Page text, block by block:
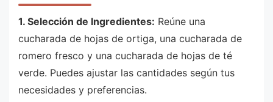
1. Selección de Ingredientes: Reúne una
cucharada de hojas de ortiga, una cucharada de
romero fresco y una cucharada de hojas de té
verde. Puedes ajustar las cantidades según tus
necesidades y preferencias.